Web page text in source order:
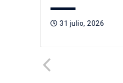
31 julio, 2026